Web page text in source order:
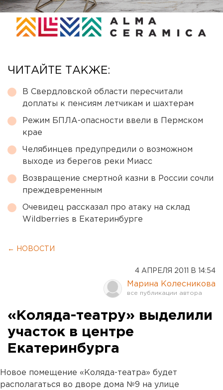
ЧИТАЙТЕ ТАКЖЕ:
В Свердловской области пересчитали
доплаты к пенсиям летчикам и шахтерам
Режим БПЛА-опасности ввели в Пермском
крае
Челябинцев предупредили о возможном
выходе из берегов реки Миасс
Возвращение смертной казни в России сочли
преждевременным
Очевидец рассказал про атаку на склад
Wildberries в Екатеринбурге
← НОВОСТИ
4 АПРЕЛЯ 2011 В 14:54
Марина Колесникова
«Коляда-театру» выделили
участок в центре
Екатеринбурга
Новое помещение «Коляда-театра» будет
располагаться во дворе дома №9 на улице